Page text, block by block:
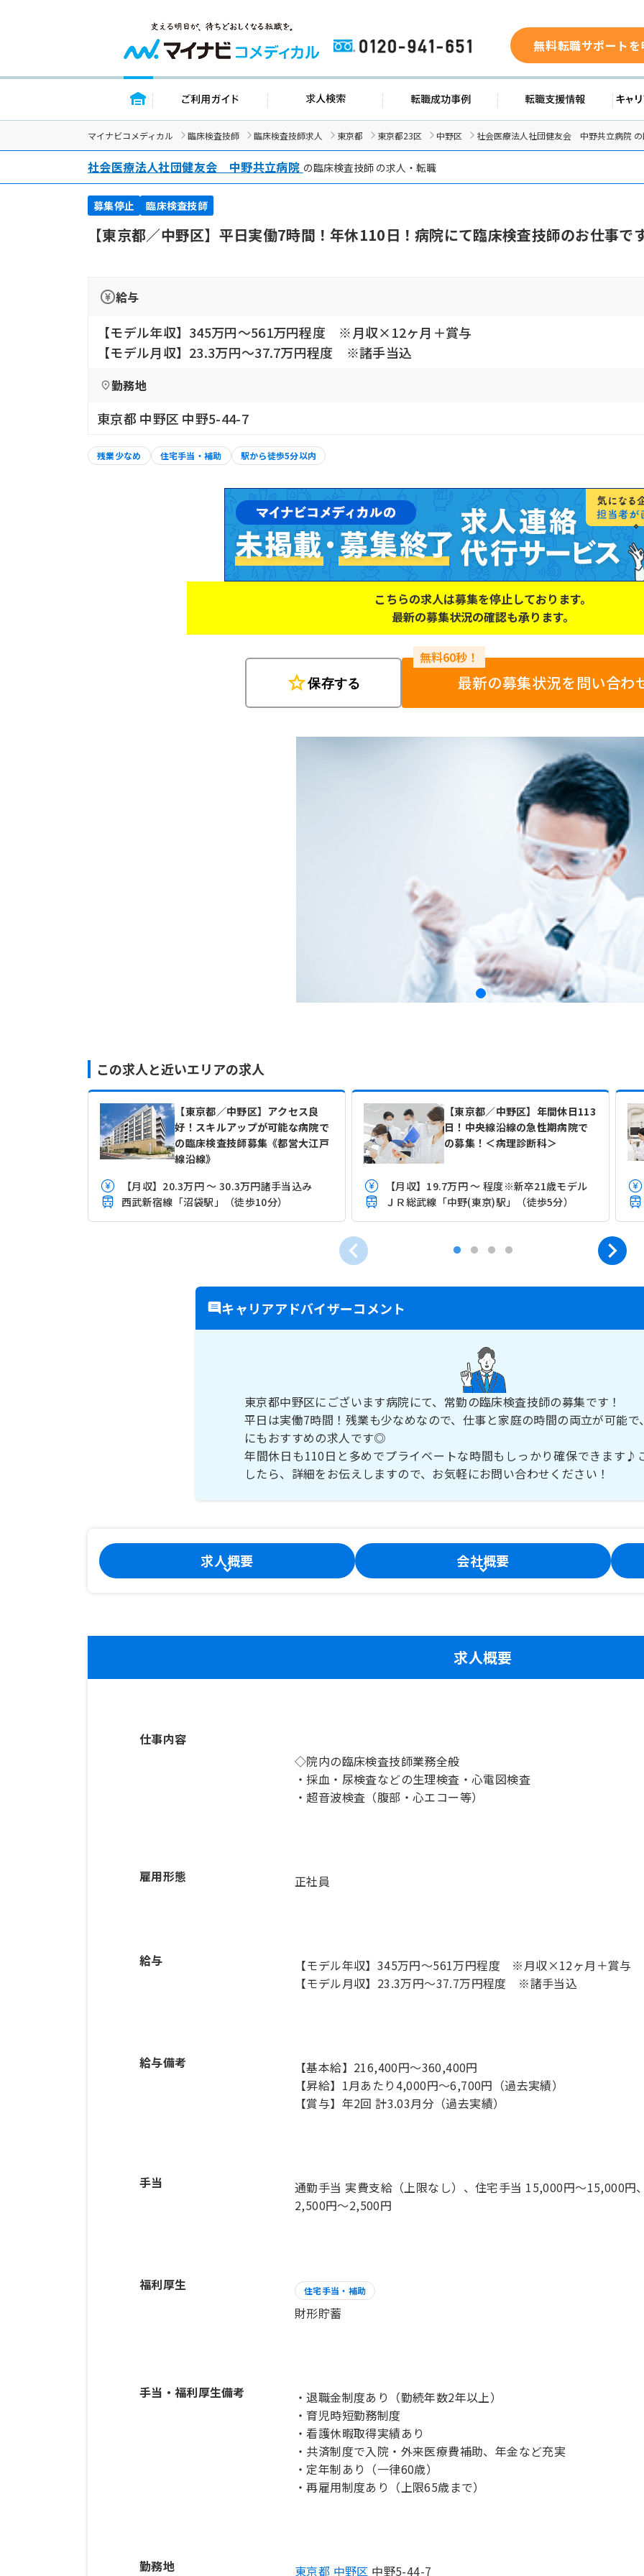
0120-941-651 無料転職サポート
トップページ ご利用ガイド 求人検索 転職成功事例 転職支
マイナビコメディカル 臨床検査技師 臨床検査技師求人 東京都 東京都23区 中野区 社会医療法人社団健友会 中野共立病院
社会医療法人社団健友会 中野共立病院 の臨床検査技師 の求人・転職
募集停止 臨床検査技師
【東京都／中野区】平日実働7時間！年休110日！病院にて臨床検査技師のお仕事
給与
【モデル年収】345万円〜561万円程度 ※月収×12ヶ月＋賞与
【モデル月収】23.3万円〜37.7万円程度 ※諸手当込
勤務地
東京都 中野区 中野5-44-7
残業少なめ 住宅手当・補助 駅から徒歩5分以内
こちらの求人は募集を停止しております。
最新の募集状況の確認も承ります。
star保存する 最新の募集状況を問い合わ
この求人と近いエリアの求人
【東京都／中野区】アクセス良
好！スキルアップが可能な病院で
の臨床検査技師募集《都営大江戸
線沿線》
【月収】20.3万円 ～ 30.3万円諸手当込み
西武新宿線「沼袋駅」（徒歩10分）
【東京都／中野区】年間休日113
日！中央線沿線の急性期病院で
の募集！＜病理診断科＞
【月収】19.7万円 ～ 程度※新卒21歳モデル
ＪＲ総武線「中野(東京)駅」（徒歩5分）
キャリアアドバイザーコメント
東京都中野区にございます病院にて、常勤の臨床検査技師の募集です！
平日は実働7時間！残業も少なめなので、仕事と家庭の時間の両立が可能
にもおすすめの求人です◎
年間休日も110日と多めでプライベートな時間もしっかり確保できます♪
したら、詳細をお伝えしますので、お気軽にお問い合わせください！
求人概要 会社概要
求人概要
仕事内容
◇院内の臨床検査技師業務全般
・採血・尿検査などの生理検査・心電図検査
・超音波検査（腹部・心エコー等）
雇用形態 正社員
給与
【モデル年収】345万円〜561万円程度 ※月収×12ヶ月＋賞与
【モデル月収】23.3万円〜37.7万円程度 ※諸手当込
給与備考
【基本給】216,400円～360,400円
【昇給】1月あたり4,000円～6,700円（過去実績）
【賞与】年2回 計3.03月分（過去実績）
手当
通勤手当 実費支給（上限なし）、住宅手当 15,000円～15,000円
2,500円～2,500円
福利厚生 住宅手当・補助
財形貯蓄
手当・福利厚生備考
・退職金制度あり（勤続年数2年以上）
・育児時短勤務制度
・看護休暇取得実績あり
・共済制度で入院・外来医療費補助、年金など充実
・定年制あり（一律60歳）
・再雇用制度あり（上限65歳まで）
勤務地 東京都 中野区 中野5-44-7